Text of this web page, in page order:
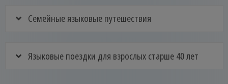
Семейные языковые путешествия
Языковые поездки для взрослых старше 40 лет